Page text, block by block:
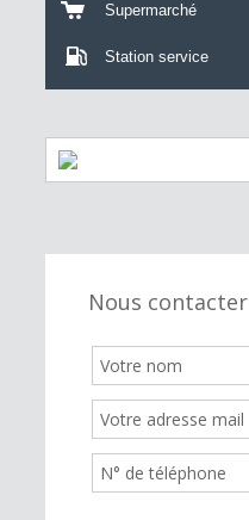
Supermarché
Station service
Nous contacter